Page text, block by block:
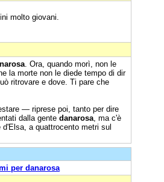
molto giovani.
. Ora, quando morì, non le
la morte non le diede tempo di dir
ritrovare e dove. Ti pare che
— riprese poi, tanto per dire
dalla gente danarosa , ma c'è
a quattrocento metri sul
per danarosa